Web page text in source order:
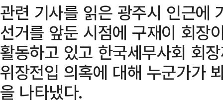
관련 기사를 읽은 광주시 인근에
선거를 앞둔 시점에 구재이 회장
활동하고 있고 한국세무사회 회
위장전입 의혹에 대해 누군가가
을 나타냈다.